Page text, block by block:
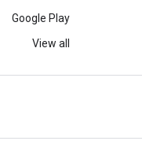
Google Play
View all